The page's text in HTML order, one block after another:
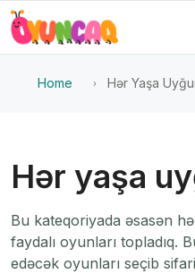
Home Hər Yaşa
Hər yaşa
Bu kateqoriyada əsasən
faydalı oyunları topladıq.
edəcək oyunları seçib